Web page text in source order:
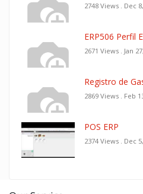
2748 Views . Dec
ERP506 Perfil
2671 Views . Jan
Registro de
2869 Views . Feb
POS ERP
2374 Views . Dec